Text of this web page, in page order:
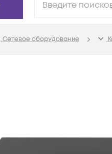
Сетевое оборудование